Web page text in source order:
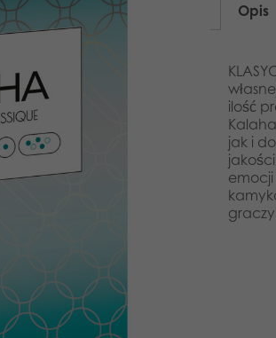
Opis
ilość
jak i